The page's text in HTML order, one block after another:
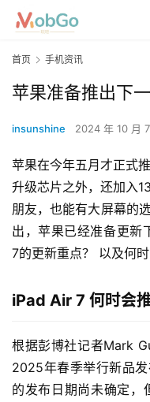
首页 手机资讯
苹果准备推出下
insunshine 2024 年 10 月
苹果在今年五月才正式
升级芯片之外，还加入
朋友，也能有大屏幕的
出，苹果已经准备更新
7的更新重点？ 以及何时
iPad Air 7 何时会推
根据彭博社记者Mark
2025年春季举行新品
的发布日期尚未确定